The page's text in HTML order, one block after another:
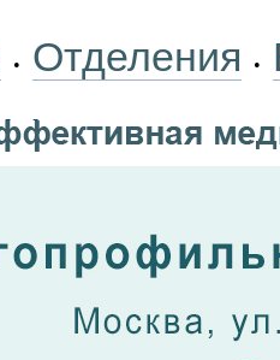
• Отделения •